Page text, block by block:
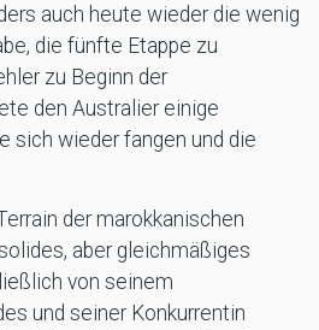
auch heute wieder die wenig
die fünfte Etappe zu
zu Beginn der
den Australier einige
sich wieder fangen und die
der marokkanischen
aber gleichmäßiges
von seinem
und seiner Konkurrentin